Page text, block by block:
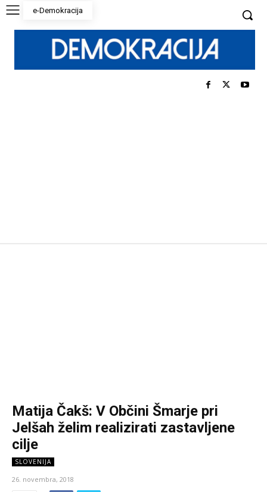
e-Demokracija
Matija Čakš: V Občini Šmarje pri
Jelšah želim realizirati zastavljene
cilje
SLOVENIJA
26. novembra, 2018